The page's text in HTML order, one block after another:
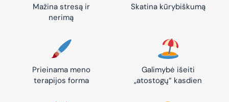
Mažina stresą ir
nerimą
Skatina kūrybiškumą
Prieinama meno
terapijos forma
Galimybė išeiti
„atostogų“ kasdien